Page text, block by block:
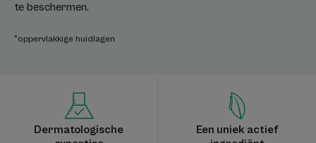
te beschermen.
*oppervlakkige huidlagen
Dermatologische
Een uniek actief